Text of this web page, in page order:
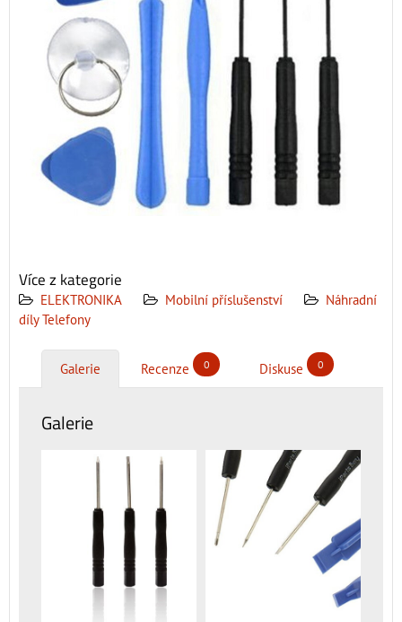
Více z kategorie
ELEKTRONIKA Mobilní příslušenství
Náhradní
díly Telefony
Galerie Recenze 0 Diskuse 0
Galerie